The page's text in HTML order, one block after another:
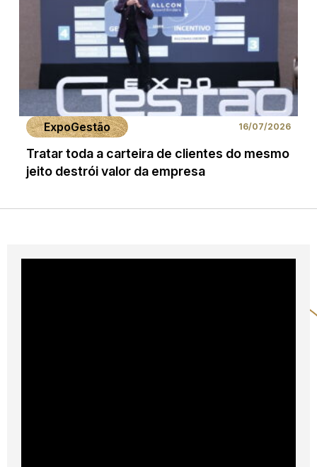
ExpoGestão 16/07/2026
Tratar toda a carteira de clientes do mesmo
jeito destrói valor da empresa